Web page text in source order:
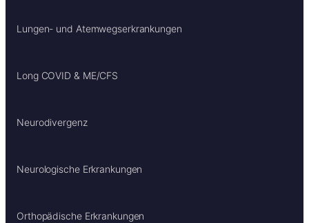
Lungen- und Atemwegserkrankungen
Long COVID & ME/CFS
Neurodivergenz
Neurologische Erkrankungen
Orthopädische Erkrankungen